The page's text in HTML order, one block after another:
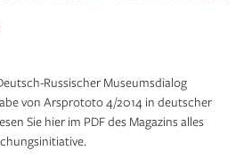
Russischer Museumsdialog
von Arsprototo 4/2014 in deutscher
Sie hier im PDF des Magazins alles